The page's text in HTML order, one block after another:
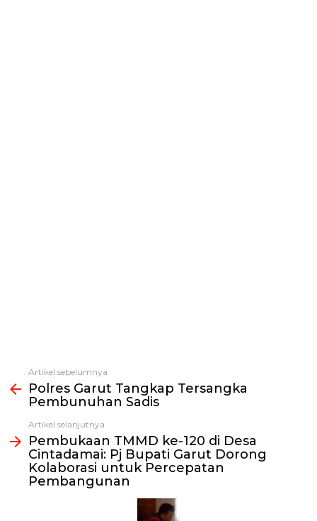
Lihat
selengkapnya
Artikel sebelumnya
Polres Garut Tangkap Tersangka
Pembunuhan Sadis
Artikel selanjutnya
Pembukaan TMMD ke-120 di Desa
Cintadamai: Pj Bupati Garut Dorong
Kolaborasi untuk Percepatan
Pembangunan